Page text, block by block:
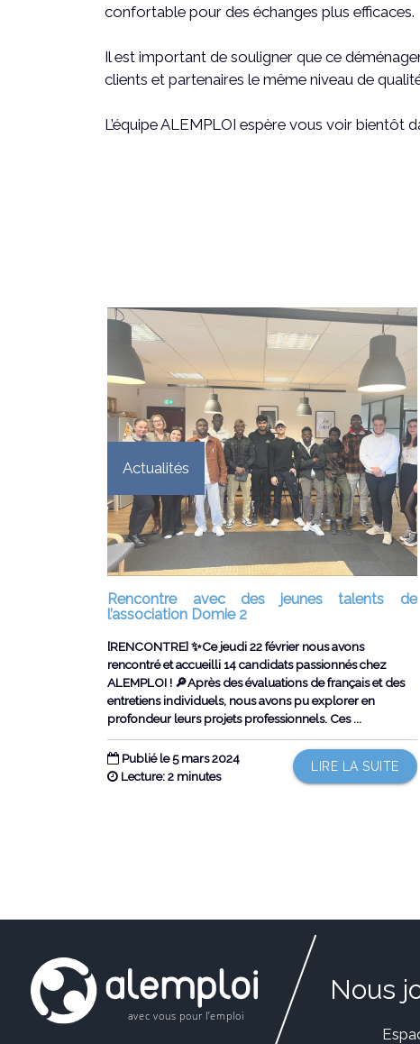
confortable pour des échanges plus efficaces.
Il est important de souligner que ce
clients et partenaires le même niveau de
L’équipe ALEMPLOI espère vous voir bientôt
Actualités
Rencontre avec des jeunes talents de
l’association Domie 2
[RENCONTRE] ✨Ce jeudi 22 février nous avons
rencontré et accueilli 14 candidats passionnés chez
ALEMPLOI ! 🔎Après des évaluations de français et des
entretiens individuels, nous avons pu explorer en
profondeur leurs projets professionnels. Ces ...
Publié le 5 mars 2024
LIRE LA SUITE
Lecture: 2 minutes
Nous